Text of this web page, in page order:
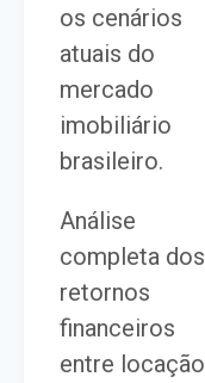
os cenários
atuais do
mercado
imobiliário
brasileiro.
Análise
completa dos
retornos
financeiros
entre locação